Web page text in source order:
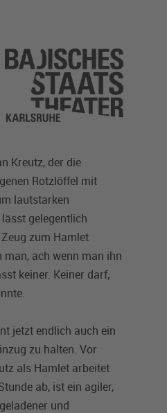
Kreutz, der die
Rotzlöffel mit
lautstarken
gelegentlich
zum Hamlet
ach wenn man ihn
keiner. Keiner darf,
jetzt endlich auch ein
zu halten. Vor
als Hamlet arbeitet
ab, ist ein agiler,
und